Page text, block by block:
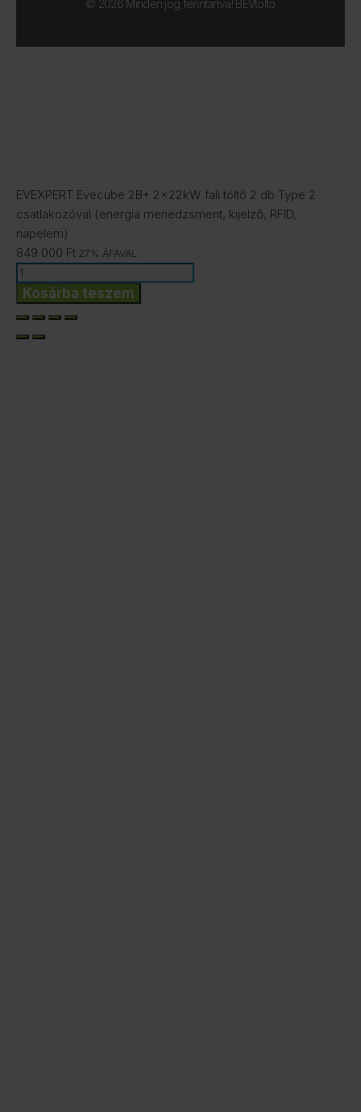
© 2026 Minden jog fenntartva! BEVtolto
EVEXPERT Evecube 2B+ 2x22kW fali töltő 2 db Type 2
csatlakozóval (energia menedzsment, kijelző, RFID,
napelem)
849 000 Ft 27% ÁFÁVAL
EVEXPERT
Evecube
Kosárba teszem